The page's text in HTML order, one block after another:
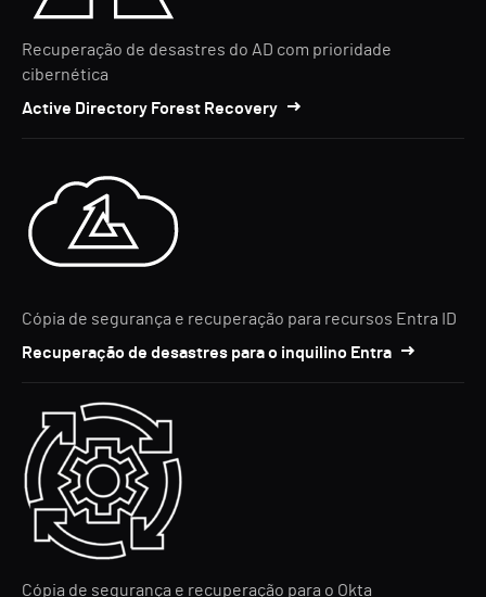
Recuperação de desastres do AD com prioridade
cibernética
Active Directory Forest Recovery
Cópia de segurança e recuperação para recursos Entra ID
Recuperação de desastres para o inquilino Entra
Cópia de segurança e recuperação para o Okta